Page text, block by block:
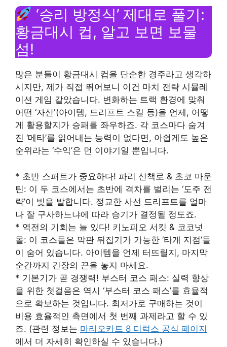
‘승리 방정식’ 제대로 풀기:
황금대시 컵, 알고 보면 보물
섬!
많은 분들이 황금대시 컵을 단순한 경주라고 생각하
시지만, 제가 직접 뛰어보니 이건 마치 전략 시뮬레
이션 게임 같았습니다. 변화하는 트랙 환경에 맞춰
어떤 ‘자산'(아이템, 드리프트 스킬 등)을 언제, 어떻
게 활용할지가 승패를 좌우하죠. 각 코스마다 숨겨
진 ‘메타’를 읽어내는 능력이 없다면, 아쉽게도 높은
순위라는 ‘수익’은 먼 이야기일 뿐입니다.
* 초반 스퍼트가 중요하다! 파리 산책로 & 초코 마운
틴: 이 두 코스에서는 초반에 격차를 벌리는 ‘도주 전
략’이 빛을 발합니다. 정교한 사선 드리프트를 얼마
나 잘 구사하느냐에 따라 승기가 결정될 정도죠.
* 역전의 기회는 늘 있다! 키노피오 서킷 & 코코넛
몰: 이 코스들은 막판 뒤집기가 가능한 ‘타개 지점’들
이 숨어 있습니다. 아이템을 언제 터뜨릴지, 마지막
순간까지 긴장의 끈을 놓지 마세요.
* 기본기가 곧 경쟁력! 부스터 코스 패스: 실력 향상
을 위한 첫걸음은 역시 ‘부스터 코스 패스’를 효율적
으로 확보하는 것입니다. 최저가로 구매하는 것이
비용 효율적인 측면에서 첫 번째 과제라고 할 수 있
죠. (관련 정보는 마리오카트 8 디럭스 공식 페이지
에서 더 자세히 확인하실 수 있습니다.)